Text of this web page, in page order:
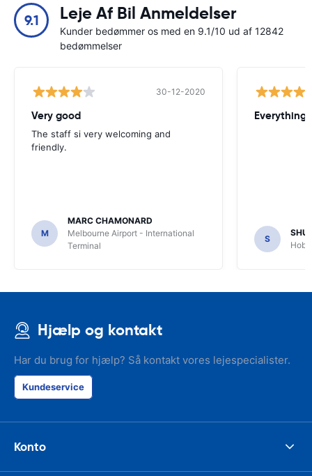
9.1 Leje Af Bil Anmeldelser
Kunder bedømmer os med en 9.1/10 ud af 12842
bedømmelser
30-12-2020
Very good
The staff si very welcoming and
friendly.
M
MARC CHAMONARD
Melbourne Airport - International
Terminal
Everything
S
Hjælp og kontakt
Har du brug for hjælp? Så kontakt vores lejespecialister.
Kundeservice
Konto